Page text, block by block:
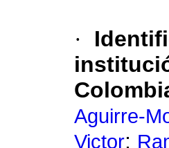
·
Aguirre-
Victor;